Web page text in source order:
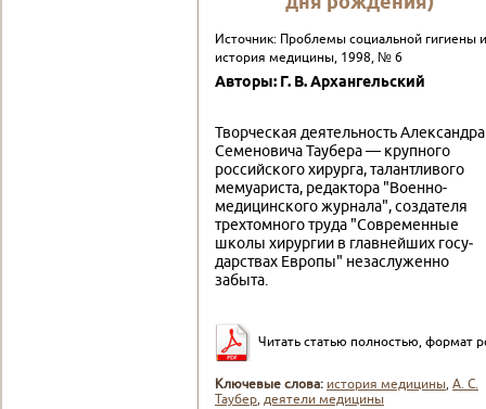
Источник: Проблемы социальной гигиены и
история медицины, 1998, № 6
Авторы: Г. В. Архангельский
Творческая деятельность Александра
Семеновича Таубера — крупного
российского хирурга, талантливого
мемуариста, ре­дактора "Военно-
медицинского журнала", создателя
трехтом­ного труда "Современные
школы хирургии в главнейших госу­
дарствах Европы" незаслуженно
забыта.
Читать статью полностью, формат
Ключевые слова: история медицины,А. С.
Таубер,деятели медицины